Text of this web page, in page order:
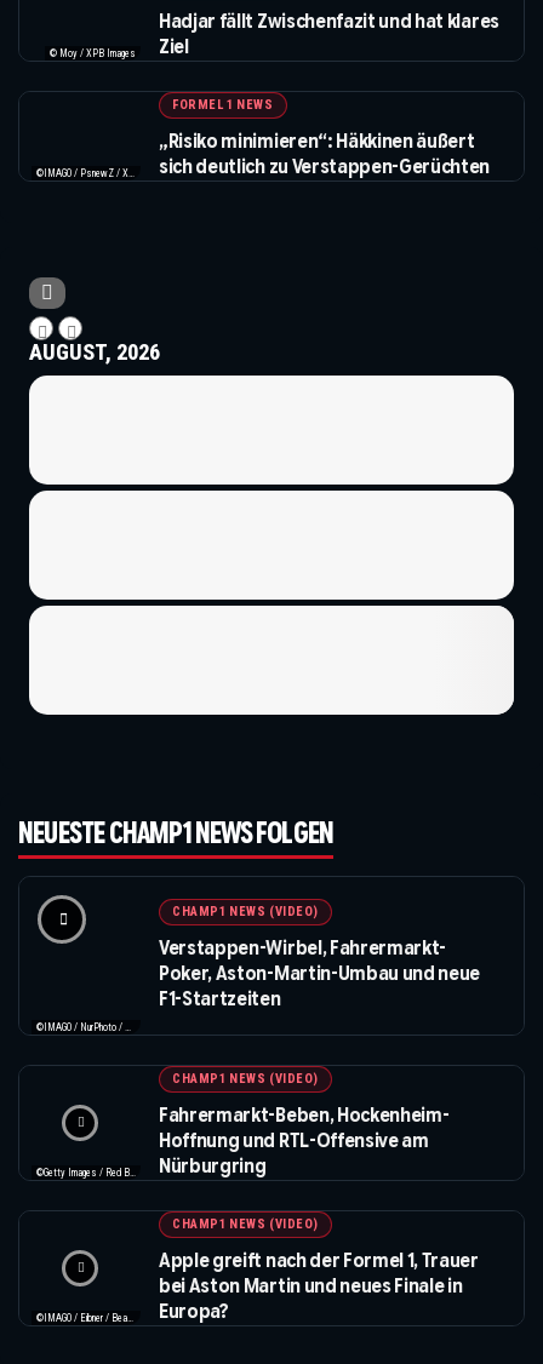
© Moy / XPB Images
Hadjar fällt Zwischenfazit und hat klares
Ziel
FORMEL 1 NEWS
„Risiko minimieren“: Häkkinen äußert
sich deutlich zu Verstappen-Gerüchten
AUGUST, 2026
NEUESTE CHAMP1 NEWS FOLGEN
CHAMP1 NEWS (VIDEO)
Verstappen-Wirbel, Fahrermarkt-
Poker, Aston-Martin-Umbau und neue
F1-Startzeiten
CHAMP1 NEWS (VIDEO)
Fahrermarkt-Beben, Hockenheim-
Hoffnung und RTL-Offensive am
Nürburgring
CHAMP1 NEWS (VIDEO)
Apple greift nach der Formel 1, Trauer
bei Aston Martin und neues Finale in
Europa?